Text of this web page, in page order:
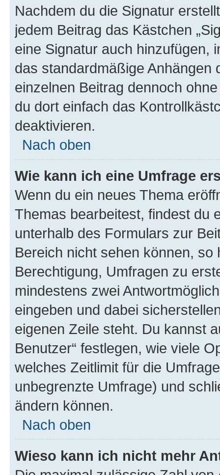
Nachdem du die Signatur
jedem Beitrag das Kästchen
eine Signatur auch hinzufügen,
das standardmäßige Anhängen
einzelnen Beitrag dennoch
du dort einfach das
deaktivieren.
Nach oben
Wie kann ich eine Umfrage
Wenn du ein neues Thema
Themas bearbeitest, findest du
unterhalb des Formulars zur
Bereich nicht sehen können,
Berechtigung, Umfragen zu
mindestens zwei
eingeben und dabei
eigenen Zeile steht. Du kannst
Benutzer“ festlegen, wie viele
welches Zeitlimit für die
unbegrenzte Umfrage) und
ändern können.
Nach oben
Wieso kann ich nicht mehr